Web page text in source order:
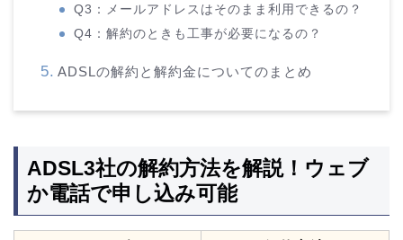
Q3：メールアドレスはそのまま利用できるの？
Q4：解約のときも工事が必要になるの？
ADSLの解約と解約金についてのまとめ
ADSL3社の解約方法を解説！ウェブ
か電話で申し込み可能